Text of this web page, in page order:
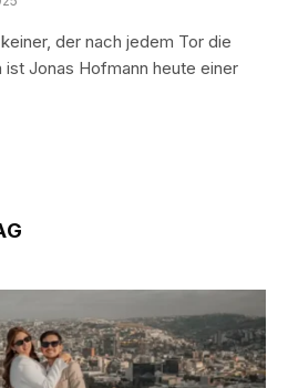
der nach jedem Tor die
Jonas Hofmann heute einer